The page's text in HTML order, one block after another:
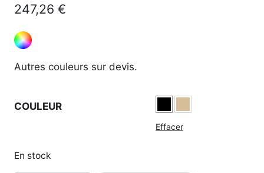
247,26 €
Autres couleurs sur devis.
COULEUR
Effacer
En stock